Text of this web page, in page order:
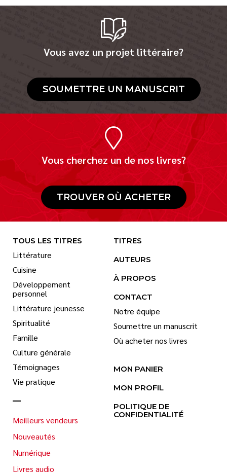
Vous avez un projet littéraire?
SOUMETTRE UN MANUSCRIT
Vous cherchez un de nos livres?
TROUVER OÙ ACHETER
TOUS LES TITRES
Littérature
Cuisine
Développement
personnel
Littérature jeunesse
Spiritualité
Famille
Culture générale
Témoignages
Vie pratique
Meilleurs vendeurs
Nouveautés
Numérique
Livres audio
TITRES
AUTEURS
À PROPOS
CONTACT
Notre équipe
Soumettre un manuscrit
Où acheter nos livres
MON PANIER
MON PROFIL
POLITIQUE DE
CONFIDENTIALITÉ